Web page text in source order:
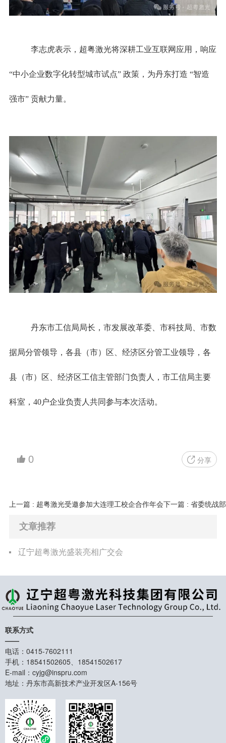
李志虎表示，超粤激光将深耕工业互联网应用，响应
“中小企业数字化转型城市试点” 政策，为丹东打造 “智造
强市” 贡献力量。
丹东市工信局局长，市发展改革委、市科技局、市数
据局分管领导，各县（市）区、经济区分管工业领导，各
县（市）区、经济区工信主管部门负责人，市工信局主要
科室，40户企业负责人共同参与本次活动。
0 分享
上一篇 : 超粤激光受邀参加大连理工校企合作年会下一篇 : 省委统战
文章推荐
辽宁超粤激光盛装亮相广交会
联系方式
——
电话：0415-7602111
手机：18541502605、18541502617
E-mail：cyjg@inspru.com
地址：丹东市高新技术产业开发区A-156号